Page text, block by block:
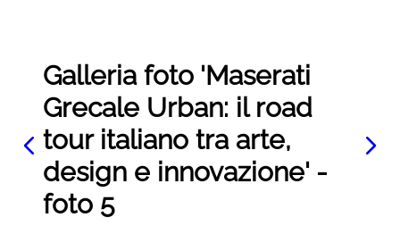
Galleria foto 'Maserati
Grecale Urban: il road
tour italiano tra arte,
design e innovazione' -
foto 5